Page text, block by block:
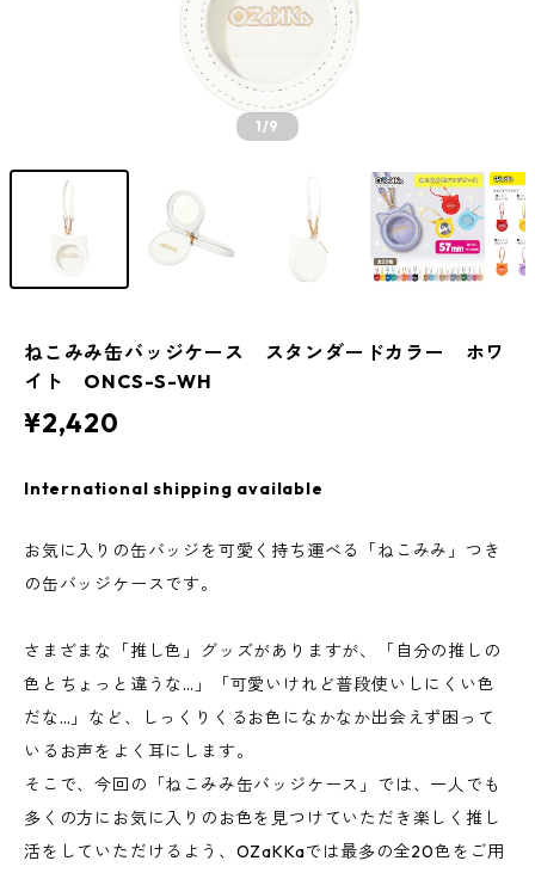
1/9
ねこみみ缶バッジケース スタンダードカラー ホワ
イト ONCS-S-WH
¥2,420
International shipping available
お気に入りの缶バッジを可愛く持ち運べる「ねこみみ」つき
の缶バッジケースです。
さまざまな「推し色」グッズがありますが、「自分の推しの
色とちょっと違うな…」「可愛いけれど普段使いしにくい色
だな…」など、しっくりくるお色になかなか出会えず困って
いるお声をよく耳にします。
そこで、今回の「ねこみみ缶バッジケース」では、一人でも
多くの方にお気に入りのお色を見つけていただき楽しく推し
活をしていただけるよう、OZaKKaでは最多の全20色をご用